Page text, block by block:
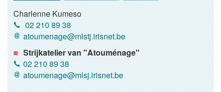
Charlenne Kumeso
02 210 89 38
atoumenage@mlstj.irisnet.be
Strijkatelier van "Atouménage"
02 210 89 38
atoumenage@mlsj.irisnet.be